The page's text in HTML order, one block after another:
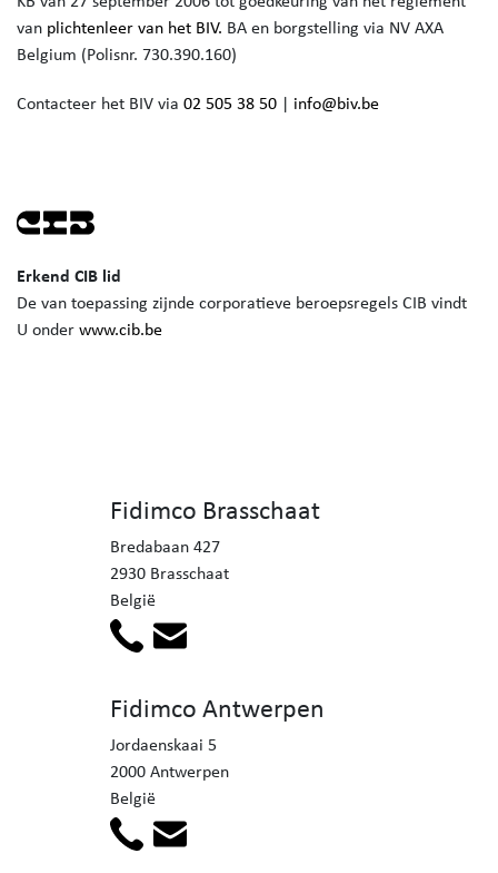
van plichtenleer van het BIV. BA en borgstelling via NV AXA
Belgium (Polisnr. 730.390.160)
Contacteer het BIV via 02 505 38 50 | info@biv.be
Erkend CIB lid
De van toepassing zijnde corporatieve beroepsregels CIB vindt
U onderwww.cib.be
Fidimco Brasschaat
Bredabaan 427
2930 Brasschaat
België
Fidimco Antwerpen
Jordaenskaai 5
2000 Antwerpen
België